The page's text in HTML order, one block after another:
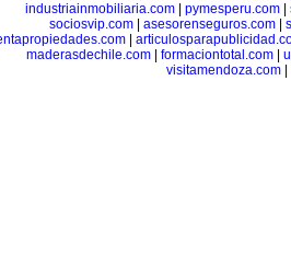
industriainmobiliaria.com| pymesperu.com|
sociosvip.com
asesorenseguros.com
maderasdechile.com| formaciontotal.com|
visitamendoza.com|